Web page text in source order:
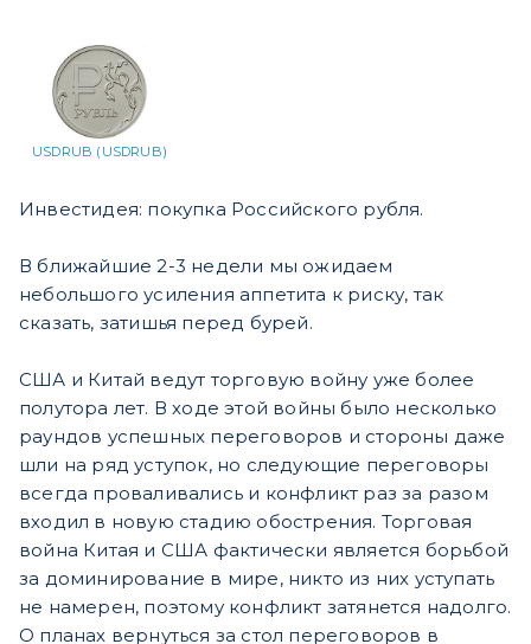
USDRUB (USDRUB)
Инвестидея: покупка Российского рубля.
В ближайшие 2-3 недели мы ожидаем
небольшого усиления аппетита к риску, так
сказать, затишья перед бурей.
США и Китай ведут торговую войну уже более
полутора лет. В ходе этой войны было несколько
раундов успешных переговоров и стороны даже
шли на ряд уступок, но следующие переговоры
всегда проваливались и конфликт раз за разом
входил в новую стадию обострения. Торговая
война Китая и США фактически является борьбой
за доминирование в мире, никто из них уступать
не намерен, поэтому конфликт затянется надолго.
О планах вернуться за стол переговоров в